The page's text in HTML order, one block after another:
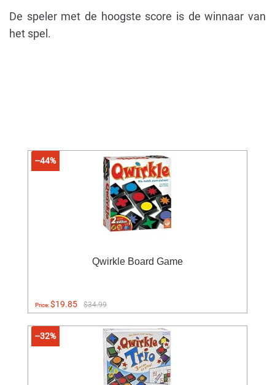
De speler met de hoogste score is de winnaar van
het spel.
--44%
Qwirkle Board Game
Price:$19.85 $34.99
--32%